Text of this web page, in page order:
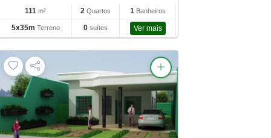
111 m² 2 Quartos 1 Banheiros
5x35m Terreno 0 suítes Ver mais